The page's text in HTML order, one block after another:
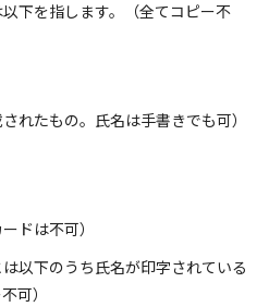
下を指します。（全てコピー不
れたもの。氏名は手書きでも可）
ドは不可）
以下のうち氏名が印字されている
可）